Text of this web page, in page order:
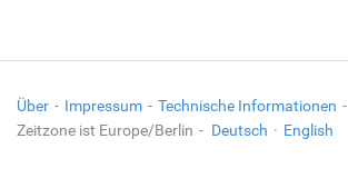
Über Impressum Technische Informationen
Zeitzone ist Europe/Berlin
Deutsch · English